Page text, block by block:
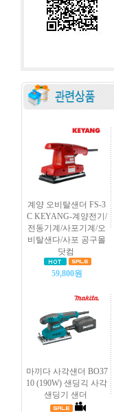
계양 오비탈샌더 FS-3
C KEYANG-계양전기/
전동기계/사포기계/오
비탈샌다/사포 공구몰
닷컴
59,800원
마끼다 사각샌더 BO37
10 (190W) 샌딩긱 사각
샌딩기 샌더